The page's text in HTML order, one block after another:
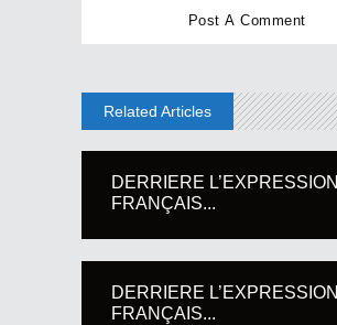
Related Articles
DERRIERE L’EXPRESSION
FRANÇAIS...
DERRIERE L’EXPRESSION
FRANÇAIS...